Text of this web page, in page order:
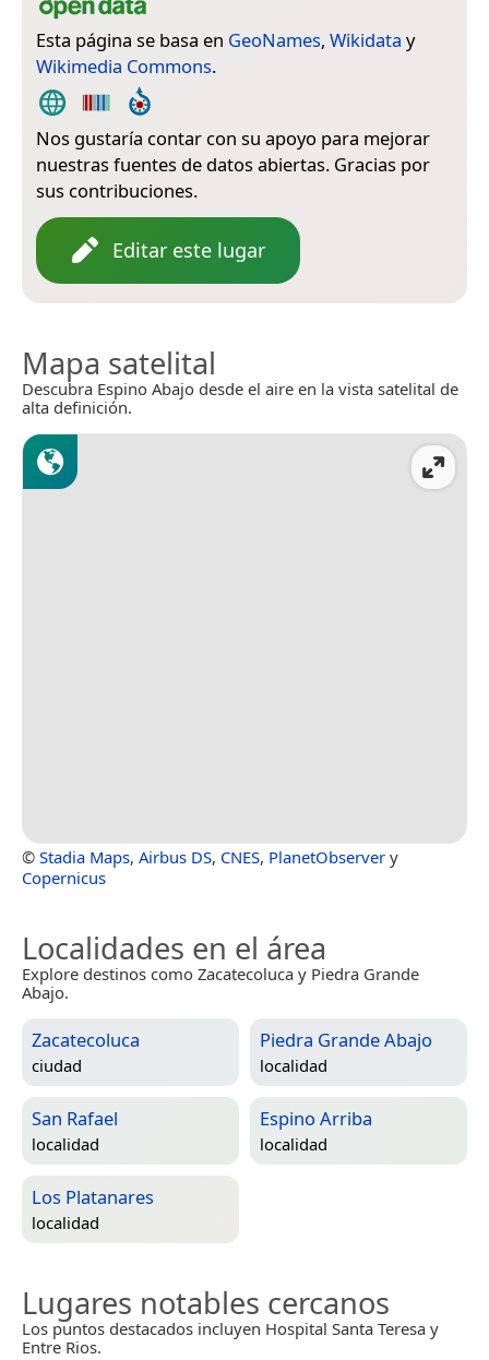
Esta página se basa en GeoNames, Wikidata y
Wikimedia Commons.
Nos gustaría contar con su apoyo para mejorar
nuestras fuentes de datos abiertas. Gracias por
sus contribuciones.
Editar este lugar
Mapa satelital
Descubra Espino Abajo desde el aire en la vista satelital de
alta definición.
© Stadia Maps, Airbus DS, CNES, PlanetObserver y
Copernicus
Localidades en el área
Explore destinos como Zacatecoluca y Piedra Grande
Abajo.
Zacatecoluca
ciudad
Piedra Grande Abajo
localidad
San Rafael
localidad
Espino Arriba
localidad
Los Platanares
localidad
Lugares notables cercanos
Los puntos destacados incluyen Hospital Santa Teresa y
Entre Rios.